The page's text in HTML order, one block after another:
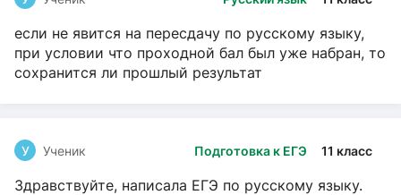
если не явится на пересдачу по русскому языку,
при условии что проходной бал был уже набран, то
сохранится ли прошлый результат
Подготовка к ЕГЭ 11 класс
У Ученик
Здравствуйте, написала ЕГЭ по русскому языку.